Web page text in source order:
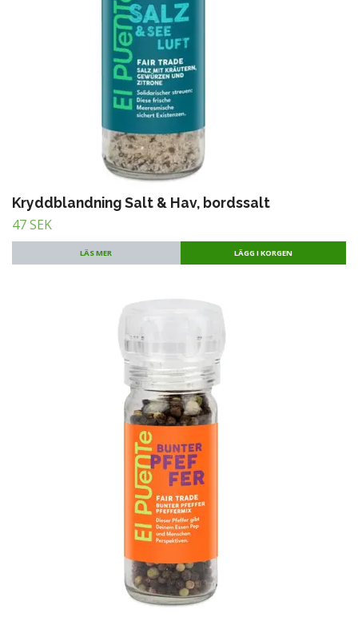
Kryddblandning Salt & Hav, bordssalt
47 SEK
LÄS MER